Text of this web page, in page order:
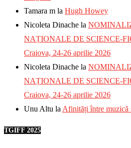
Tamara m la Hugh Howey
Nicoleta Dinache la
NAȚIONALE DE SCIENCE-
Craiova, 24-26 aprilie 2026
Nicoleta Dinache la
NAȚIONALE DE SCIENCE-
Craiova, 24-26 aprilie 2026
Unu Altu la Afinități între muzică
TGIFF 2025